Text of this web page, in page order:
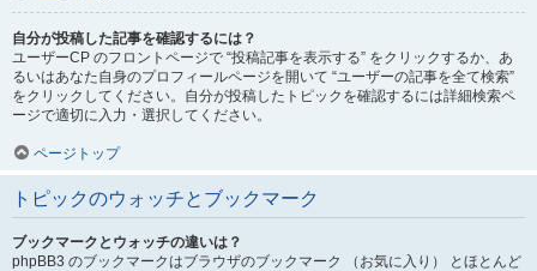
自分が投稿した記事を確認するには？
ユーザーCP のフロントページで “投稿記事を表示する” をクリックするか、あ
るいはあなた自身のプロフィールページを開いて “ユーザーの記事を全て検索”
をクリックしてください。自分が投稿したトピックを確認するには詳細検索ペ
ージで適切に入力・選択してください。
ページトップ
トピックのウォッチとブックマーク
ブックマークとウォッチの違いは？
phpBB3 のブックマークはブラウザのブックマーク （お気に入り） とほとんど